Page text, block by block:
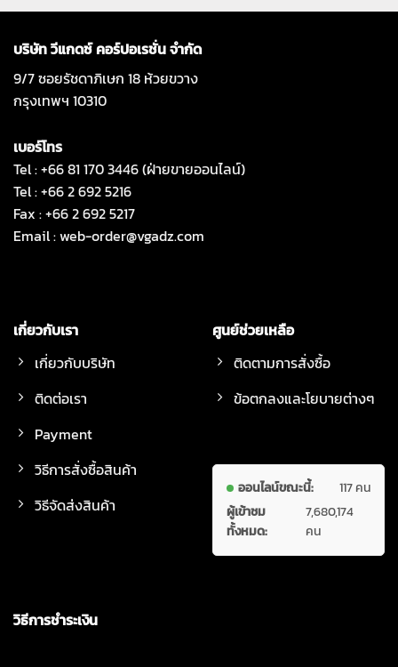
บริษัท วีแกดซ์ คอร์ปอเรชั่น จำกัด
9/7 ซอยรัชดาภิเษก 18 ห้วยขวาง
กรุงเทพฯ 10310
เบอร์โทร
Tel : +66 81 170 3446 (ฝ่ายขายออนไลน์)
Tel : +66 2 692 5216
Fax : +66 2 692 5217
Email :web-order@vgadz.com
เกี่ยวกับเรา
เกี่ยวกับบริษัท
ติดต่อเรา
Payment
วิธีการสั่งซื้อสินค้า
วิธีจัดส่งสินค้า
ศูนย์ช่วยเหลือ
ติดตามการสั่งซื้อ
ข้อตกลงและโยบายต่างๆ
ออนไลน์ขณะนี้:
117 คน
ผู้เข้าชม
ทั้งหมด:
7,680,174
คน
วิธีการชำระเงิน